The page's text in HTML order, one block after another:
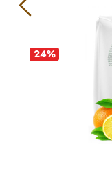
24%